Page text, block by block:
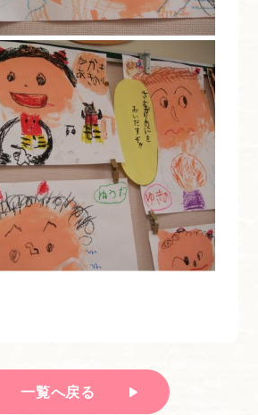
一覧へ戻る